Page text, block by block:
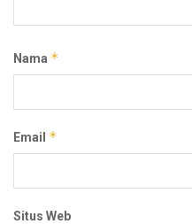
Nama *
Email *
Situs Web